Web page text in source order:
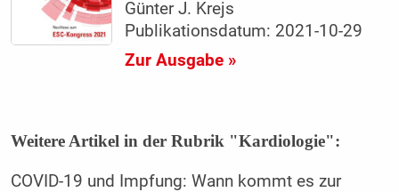
Günter J. Krejs
Publikationsdatum: 2021-10-29
Zur Ausgabe »
Weitere Artikel in der Rubrik "Kardiologie":
COVID-19 und Impfung: Wann kommt es zur